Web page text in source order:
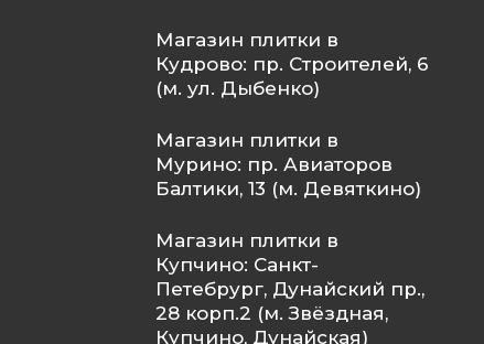
Магазин плитки в
Кудрово: пр. Строителей, 6
(м. ул. Дыбенко)
Магазин плитки в
Мурино: пр. Авиаторов
Балтики, 13 (м. Девяткино)
Магазин плитки в
Купчино: Санкт-
Петебрург, Дунайский пр.,
28 корп.2 (м. Звёздная,
Купчино, Дунайская)